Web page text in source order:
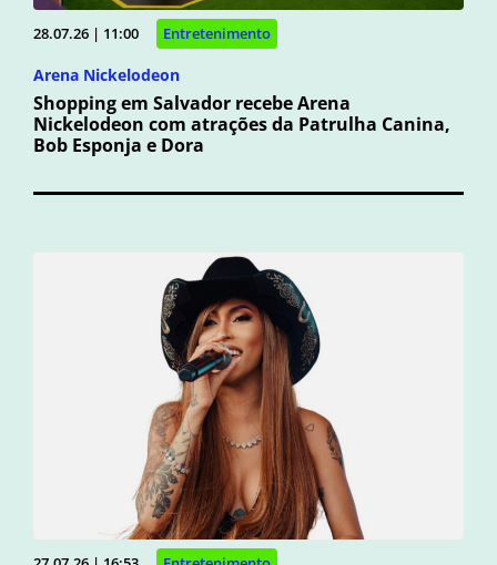
28.07.26 | 11:00 Entretenimento
Arena Nickelodeon
Shopping em Salvador recebe Arena
Nickelodeon com atrações da Patrulha Canina,
Bob Esponja e Dora